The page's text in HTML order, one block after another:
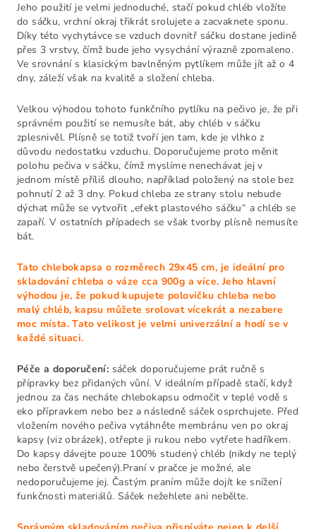
Jeho použití je velmi jednoduché, stačí pokud chléb vložíte
do sáčku, vrchní okraj třikrát srolujete a zacvaknete sponu.
Díky této vychytávce se vzduch dovnitř sáčku dostane jedině
přes 3 vrstvy, čímž bude jeho vysychání výrazně zpomaleno.
Ve srovnání s klasickým bavlněným pytlíkem může jít až o 4
dny, záleží však na kvalitě a složení chleba.
Velkou výhodou tohoto funkčního pytlíku na pečivo je, že při
správném použití se nemusíte bát, aby chléb v sáčku
zplesnivěl. Plísně se totiž tvoří jen tam, kde je vlhko z
důvodu nedostatku vzduchu. Doporučujeme proto měnit
polohu pečiva v sáčku, čímž myslíme nenechávat jej v
jednom místě příliš dlouho, například položený na stole bez
pohnutí 2 až 3 dny. Pokud chleba ze strany stolu nebude
dýchat může se vytvořit „efekt plastového sáčku“ a chléb se
zapaří. V ostatních případech se však tvorby plísně nemusíte
bát.
Tato chlebokapsa o rozměrech 29x45 cm, je ideální pro
skladování chleba o váze cca 900g a více. Jeho hlavní
výhodou je, že pokud kupujete polovičku chleba nebo
malý chléb, kapsu můžete srolovat vícekrát a nezabere
moc místa. Tato velikost je velmi univerzální a hodí se v
každé situaci.
Péče a doporučení: sáček doporučujeme prát ručně s
přípravky bez přidaných vůní. V ideálním případě stačí, když
jednou za čas necháte chlebokapsu odmočit v teplé vodě s
eko přípravkem nebo bez a následně sáček osprchujete. Před
vložením nového pečiva vytáhněte membránu ven po okraj
kapsy (viz obrázek), otřepte ji rukou nebo vytřete hadříkem.
Do kapsy dávejte pouze 100% studený chléb (nikdy ne teplý
nebo čerstvě upečený).Praní v pračce je možné, ale
nedoporučujeme jej. Častým praním může dojít ke snížení
funkčnosti materiálů. Sáček nežehlete ani nebělte.